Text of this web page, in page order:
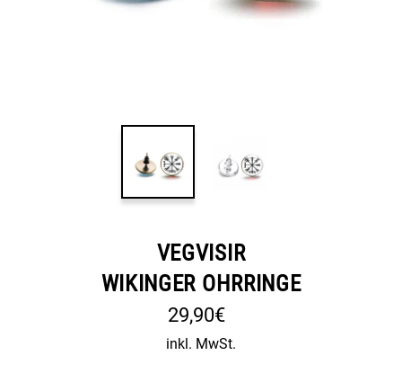
VEGVISIR
WIKINGER OHRRINGE
29,90€
inkl. MwSt.